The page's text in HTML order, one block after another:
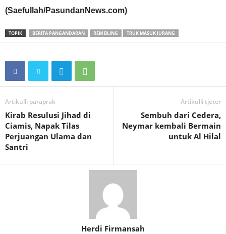
(Saefullah/PasundanNews.com)
TOPIK BERITA PANGANDARAN REM BLING TRUK MASUK JURANG
Artikulli paraprak
Kirab Resulusi Jihad di
Ciamis, Napak Tilas
Perjuangan Ulama dan
Santri
Artikulli tjetër
Sembuh dari Cedera,
Neymar kembali Bermain
untuk Al Hilal
Herdi Firmansah